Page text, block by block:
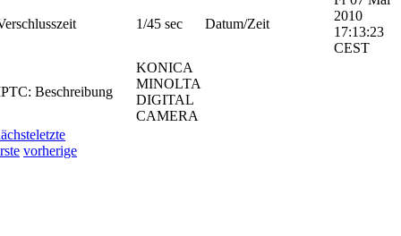
1/45 sec Datum/Zeit
2010
17:13:23
CEST
Beschreibung
KONICA
MINOLTA
DIGITAL
CAMERA
letzte
vorherige